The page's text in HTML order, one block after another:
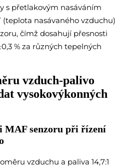
s přetlakovým nasáváním
nasávaného vzduchu)
čímž dosahují přesnosti
% za různých tepelných
vzduch-palivo
vysokovýkonných
MAF senzoru při řízení
vzduchu a paliva 14,7:1